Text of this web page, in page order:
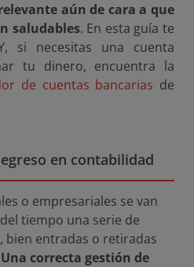
aún de cara a que
saludables. En esta guía te
si necesitas una cuenta
tu dinero, encuentra la
de cuentas bancarias de
en contabilidad
o empresariales se van
tiempo una serie de
bien entradas o retiradas
Una correcta gestión de